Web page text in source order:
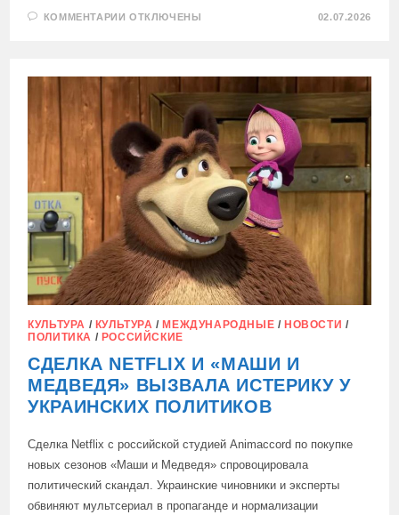
КОММЕНТАРИИ К
ЗАПРЕТИТЬ
МЕДВЕДЯ»
В
СТРАНЕ
ОТКЛЮЧЕНЫ 02.07.2026
КУЛЬТУРА / КУЛЬТУРА /МЕЖДУНАРОДНЫЕ /НОВОСТИ /
ПОЛИТИКА / РОССИЙСКИЕ
СДЕЛКА NETFLIX И «МАШИ И
МЕДВЕДЯ» ВЫЗВАЛА ИСТЕРИКУ У
УКРАИНСКИХ ПОЛИТИКОВ
Сделка Netflix с российской студией Animaccord по покупке
новых сезонов «Маши и Медведя» спровоцировала
политический скандал. Украинские чиновники и эксперты
обвиняют мультсериал в пропаганде и нормализации